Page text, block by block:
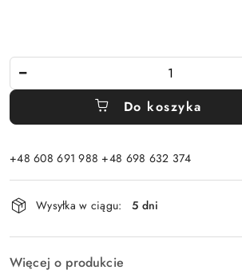
Do koszyka
+48 608 691 988 +48 698 632 374
Dostępność
i
dostawa
Wysyłka w ciągu: 5 dni
Więcej o produkcie